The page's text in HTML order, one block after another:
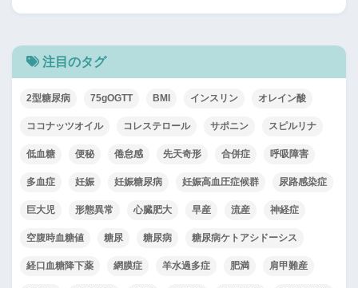
注目のタグ
2型糖尿病 75gOGTT BMI インスリン オレイン酸
ココナッツオイル コレステロール サポニン スピルリナ
低血糖 便秘 倦怠感 先天奇形 合併症 呼吸障害
多血症 妊娠 妊娠糖尿病 妊娠高血圧症候群 尿路感染症
巨大児 形態異常 心臓肥大 早産 流産 神経症
空腹時血糖値 糖尿 糖尿病 糖尿病ケトアシドーシス
経口血糖降下薬 網膜症 羊水過多症 肥満 肩甲難産